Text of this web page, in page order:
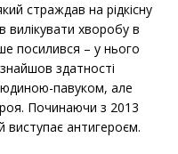
страждав на рідкісну
вилікувати хворобу в
посилився – у нього
знайшов здатності
павуком, але
Починаючи з 2013
виступає антигероєм.